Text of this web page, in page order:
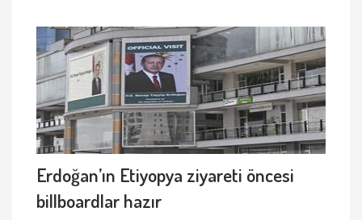
Erdoğan’ın Etiyopya ziyareti öncesi
billboardlar hazır